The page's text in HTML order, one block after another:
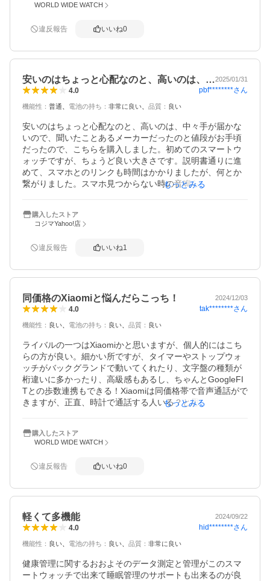
WORLD WIDE WATCH
違反報告 いいね0
安いのはちょっと心配なのと、高いのは、…2025/01/31
4.0 pbf********さん
機能性 ： 普通 電池の持ち ： 非常に良い 品質 ： 良い
安いのはちょっと心配なのと、高いのは、中々手が届かな
いので、聞いたことあるメーカーだったのと値段がお手頃
だったので、こちらを購入しました。初めてのスマートウ
ォッチですが、ちょうど良い大きさです。説明書通りに進
めて、スマホとのリンクも時間はかかりましたが、何とか
繋がりました。スマホ見つからない時の音鳴らすボタンが
思いまして、☆4にしました。他は使ってて問題ないです。
もっとみる
購入したストア
コジマYahoo!店
違反報告 いいね1
同価格のXiaomiと悩んだらこっち！ 2024/12/03
4.0 tak********さん
機能性 ： 良い 電池の持ち ： 良い 品質 ： 良い
ライバルの一つはXiaomiかと思いますが、個人的にはこち
らの方が良い。細かい所ですが、タイマーやストップウォ
ッチがバックグランドで動いてくれたり、文字盤の種類が
桁違いに多かったり、高級感もあるし、ちゃんとGoogleFI
Tとの歩数連携もできる！Xiaomiは同価格帯で音声通話がで
きますが、正直、時計で通話する人いる？と思い、こちら
きで表示されるのがお気に入り。
もっとみる
購入したストア
WORLD WIDE WATCH
違反報告 いいね0
軽くて多機能 2024/09/22
4.0 hid********さん
機能性 ： 良い 電池の持ち ： 良い 品質 ： 非常に良い
健康管理に関するおおよそのデータ測定と管理がこのスマ
ートウォッチで出来て睡眠管理のサポートも出来るのが良